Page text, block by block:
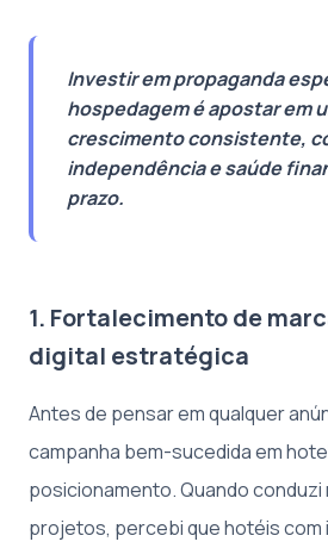
Investir em propaganda
hospedagem é apostar em
crescimento consistente,
independência e saúde
prazo.
1. Fortalecimento de
digital estratégica
Antes de pensar em qualquer
campanha bem-sucedida em
posicionamento. Quando
projetos, percebi que hotéis com